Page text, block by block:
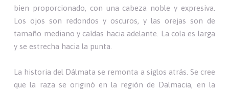
bien proporcionado, con una cabeza noble y expresiva.
Los ojos son redondos y oscuros, y las orejas son de
tamaño mediano y caídas hacia adelante. La cola es larga
y se estrecha hacia la punta.
La historia del Dálmata se remonta a siglos atrás. Se cree
que la raza se originó en la región de Dalmacia, en la